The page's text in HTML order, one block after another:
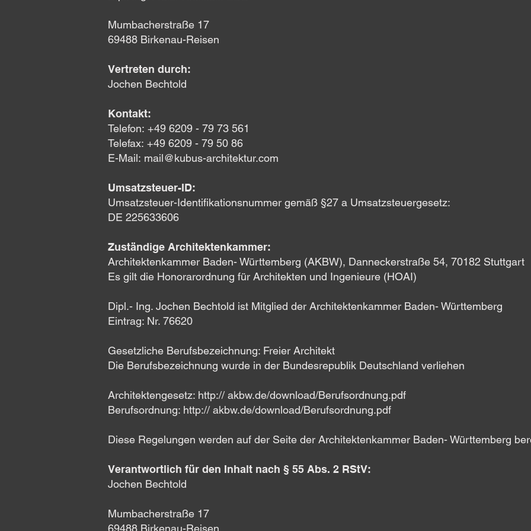
Mumbacherstraße 17
69488 Birkenau-Reisen
Vertreten durch:
Jochen Bechtold
Kontakt:
Telefon: +49 6209 - 79 73 561
Telefax: +49 6209 - 79 50 86
E-Mail: mail@kubus-architektur.com
Umsatzsteuer-ID:
Umsatzsteuer-Identifikationsnummer gemäß §27 a Umsatzsteuergesetz:
DE 225633606
Zuständige Architektenkammer:
Architektenkammer Baden- Württemberg (AKBW), Danneckerstraße 54, 70182 Stuttgart
Es gilt die Honorarordnung für Architekten und Ingenieure (HOAI)
Dipl.- Ing. Jochen Bechtold ist Mitglied der Architektenkammer Baden- Württemberg
Eintrag: Nr. 76620
Gesetzliche Berufsbezeichnung: Freier Architekt
Die Berufsbezeichnung wurde in der Bundesrepublik Deutschland verliehen
Architektengesetz: http:// akbw.de/download/Berufsordnung.pdf
Berufsordnung: http:// akbw.de/download/Berufsordnung.pdf
Diese Regelungen werden auf der Seite der Architektenkammer Baden- Württemberg
Verantwortlich für den Inhalt nach § 55 Abs. 2 RStV:
Jochen Bechtold
Mumbacherstraße 17
69488 Birkenau-Reisen